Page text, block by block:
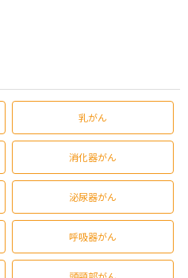
乳がん
消化器がん
泌尿器がん
呼吸器がん